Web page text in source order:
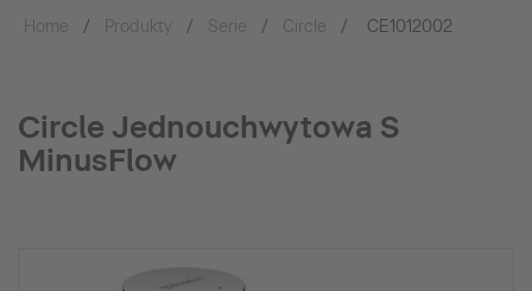
Home Produkty Serie Circle CE1012002
Circle Jednouchwytowa S
MinusFlow